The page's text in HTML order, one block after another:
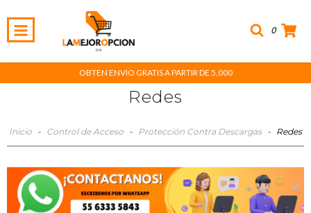
0
OBTEN ENVIO GRATIS A PARTIR DE 5,000
Redes
Inicio - Control de Acceso - Protección Contra Descargas - Redes